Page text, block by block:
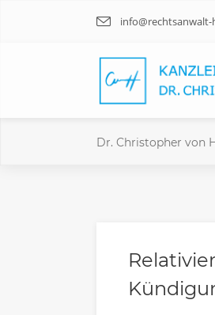
Dr. Christopher von